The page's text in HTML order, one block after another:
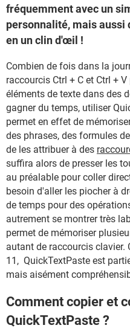
fréquemment avec un
personnalité, mais aussi
en un clin d'œil !
Combien de fois dans la
raccourcis Ctrl + C et Ctrl +
éléments de texte dans des
gagner du temps, utiliser
permet en effet de
des phrases, des formules
de les attribuer à des
suffira alors de presser les
au préalable pour coller
besoin d'aller les piocher à
de temps pour des
autrement se montrer très
permet de mémoriser
autant de raccourcis clavier.
11, QuickTextPaste est
mais aisément
Comment copier et
QuickTextPaste ?